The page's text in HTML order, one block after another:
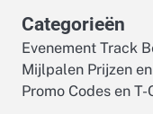
Categorieën
Evenement Track
Mijlpalen Prijzen
Promo Codes en T-